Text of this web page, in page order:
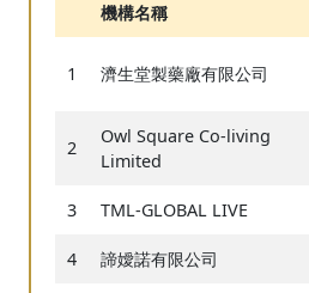
機構名稱
1 濟生堂製藥廠有限公司
2
Owl Square Co-living
Limited
3 TML-GLOBAL LIVE
4 諦嬡諾有限公司